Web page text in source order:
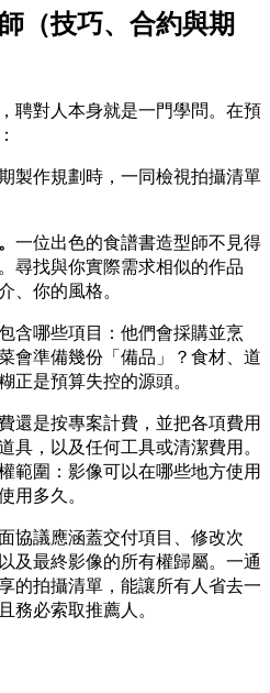
（技巧、合約與期
聘對人本身就是一門學問。在預
製作規劃時，一同檢視拍攝清單
一位出色的食譜書造型師不見得
尋找與你實際需求相似的作品
你的風格。
含哪些項目：他們會採購並烹
會準備幾份「備品」？食材、道
正是預算失控的源頭。
還是按專案計費，並把各項費用
，以及任何工具或清潔費用。
範圍：影像可以在哪些地方使用
用多久。
協議應涵蓋交付項目、修改次
及最終影像的所有權歸屬。一通
的拍攝清單，能讓所有人省去一
必索取推薦人。